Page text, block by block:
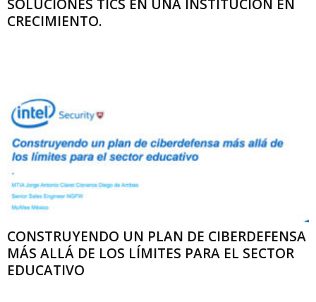
SOLUCIONES TICS EN UNA INSTITUCIÓN EN
CRECIMIENTO.
CONSTRUYENDO UN PLAN DE CIBERDEFENSA
MÁS ALLÁ DE LOS LÍMITES PARA EL SECTOR
EDUCATIVO